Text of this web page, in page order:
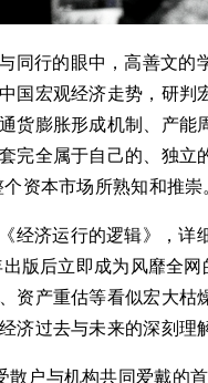
同行的眼中，高善文
国宏观经济走势，研
货膨胀形成机制、产
完全属于自己的、独
资本市场所熟知和推崇。
经济运行的逻辑》，
版后立即成为风靡全
资产重估等看似宏大
济过去与未来的深刻理解
散户与机构共同爱戴